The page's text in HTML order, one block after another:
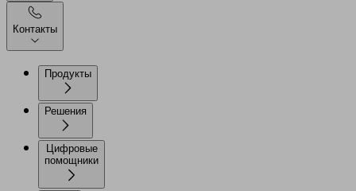
Контакты
Продукты
Решения
Цифровые
помощники